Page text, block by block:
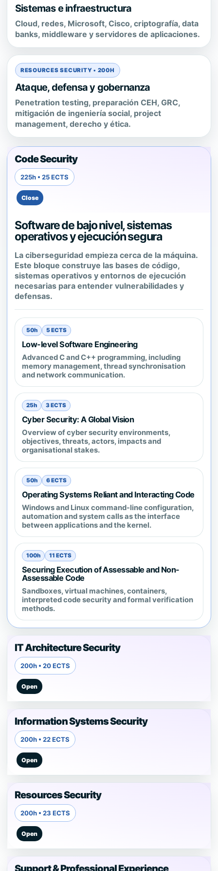
Sistemas e infraestructura
Cloud, redes, Microsoft, Cisco, criptografía, data
banks, middleware y servidores de aplicaciones.
RESOURCES SECURITY • 200H
Ataque, defensa y gobernanza
Penetration testing, preparación CEH, GRC,
mitigación de ingeniería social, project
management, derecho y ética.
Code Security
225h • 25 ECTS
Software de bajo nivel, sistemas
operativos y ejecución segura
La ciberseguridad empieza cerca de la máquina.
Este bloque construye las bases de código,
sistemas operativos y entornos de ejecución
necesarias para entender vulnerabilidades y
defensas.
50h 5 ECTS
Low-level Software Engineering
Advanced C and C++ programming, including
memory management, thread synchronisation
and network communication.
25h 3 ECTS
Cyber Security: A Global Vision
Overview of cyber security environments,
objectives, threats, actors, impacts and
organisational stakes.
50h 6 ECTS
Operating Systems Reliant and Interacting Code
Windows and Linux command-line configuration,
automation and system calls as the interface
between applications and the kernel.
100h 11 ECTS
Securing Execution of Assessable and Non-
Assessable Code
Sandboxes, virtual machines, containers,
interpreted code security and formal verification
methods.
IT Architecture Security
200h • 20 ECTS
Information Systems Security
200h • 22 ECTS
Resources Security
200h • 23 ECTS
Support & Professional Experience